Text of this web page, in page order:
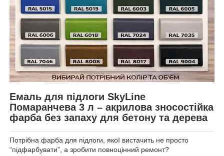
Емаль для підлоги SkyLine
Помаранчева 3 л – акрилова зносостійка
фарба без запаху для бетону та дерева
Потрібна фарба для підлоги, якої вистачить не просто
“підфарбувати”, а зробити повноцінний ремонт?